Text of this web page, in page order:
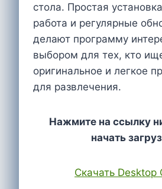
стола. Простая
работа и регулярные
делают программу
выбором для тех, кто
оригинальное и легкое
для развлечения.
Нажмите на ссылку
начать
Cкачать Desktop